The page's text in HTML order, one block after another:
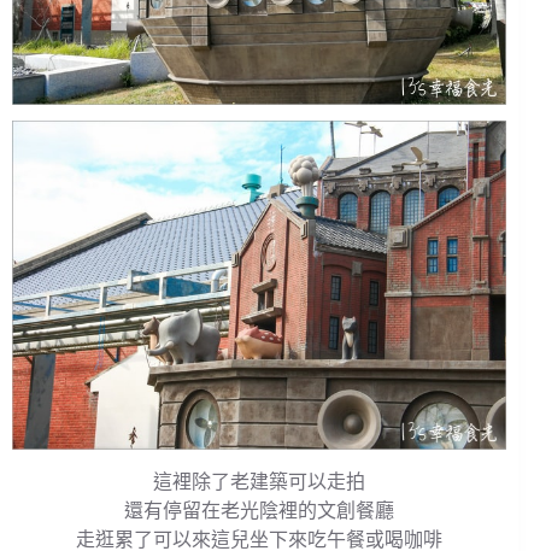
這裡除了老建築可以走拍
還有停留在老光陰裡的文創餐廳
走逛累了可以來這兒坐下來吃午餐或喝咖啡